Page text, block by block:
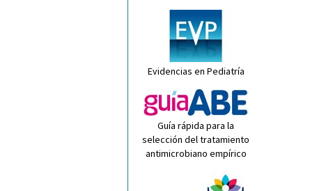
Evidencias en Pediatría
Guía rápida para la
selección del tratamiento
antimicrobiano empírico